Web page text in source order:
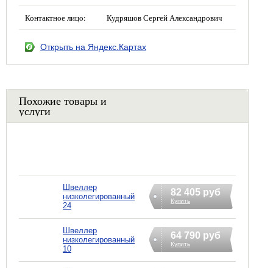
Контактное лицо: Кудряшов Сергей Александрович
Открыть на Яндекс.Картах
Похожие товары и
услуги
Швеллер
низколегированный
24
82 405 руб
Купить
Швеллер
низколегированный
10
64 790 руб
Купить